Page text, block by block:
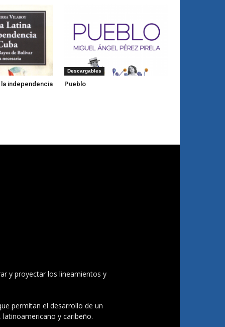
independencia
Descargables
Pueblo
y proyectar los lineamientos y
permitan el desarrollo de un
y caribeño.